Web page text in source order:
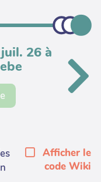
26 à
Afficher le
code Wiki